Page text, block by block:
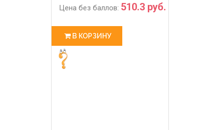
Цена без баллов: 510.3 руб.
В КОРЗИНУ